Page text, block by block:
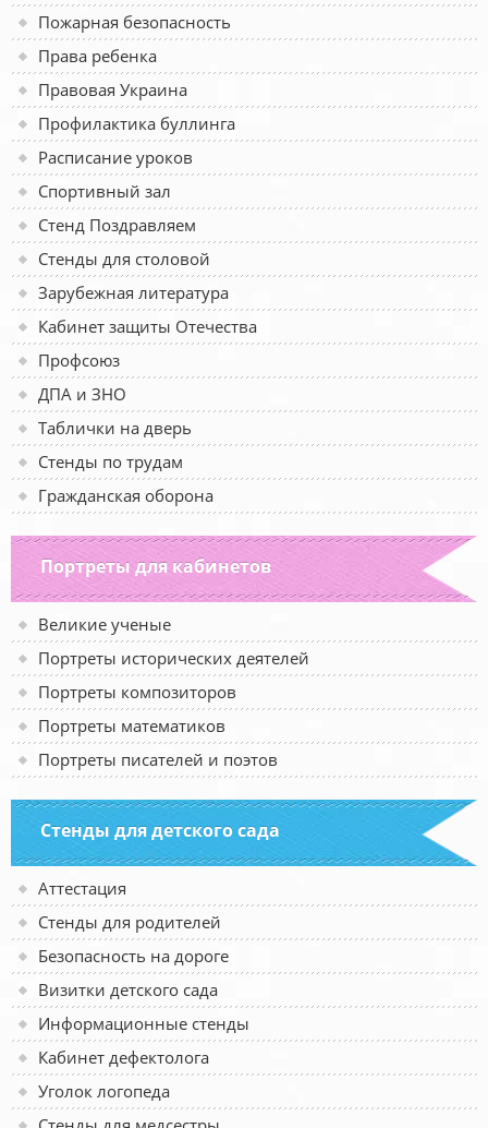
Пожарная безопасность
Права ребенка
Правовая Украина
Профилактика буллинга
Расписание уроков
Спортивный зал
Стенд Поздравляем
Стенды для столовой
Зарубежная литература
Кабинет защиты Отечества
Профсоюз
ДПА и ЗНО
Таблички на дверь
Стенды по трудам
Гражданская оборона
Портреты для кабинетов
Великие ученые
Портреты исторических деятелей
Портреты композиторов
Портреты математиков
Портреты писателей и поэтов
Стенды для детского сада
Аттестация
Стенды для родителей
Безопасность на дороге
Визитки детского сада
Информационные стенды
Кабинет дефектолога
Уголок логопеда